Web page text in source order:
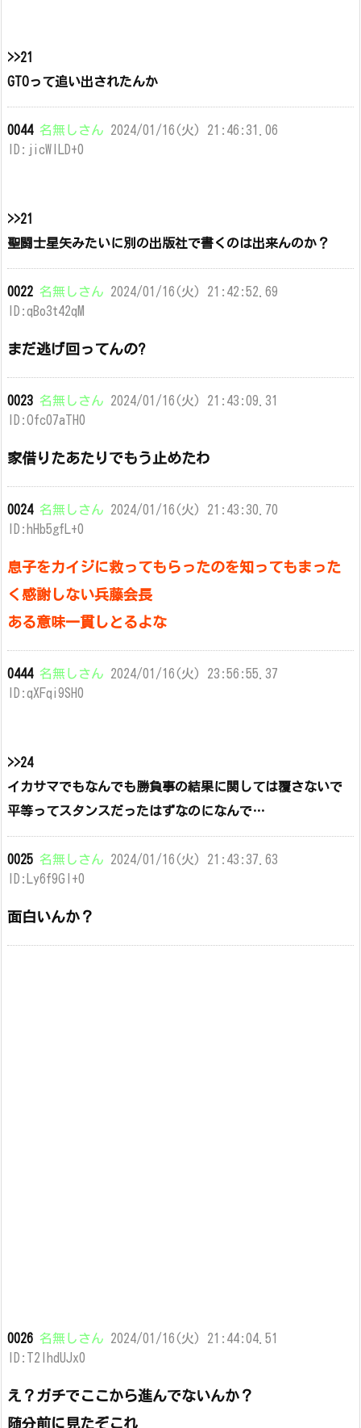
>>21
GTOって追い出されたんか
0044 名無しさん 2024/01/16(火) 21:46:31.06
ID:jicWILD+0
>>21
聖闘士星矢みたいに別の出版社で書くのは出来んのか？
0022 名無しさん 2024/01/16(火) 21:42:52.69
ID:qBo3t42qM
まだ逃げ回ってんの?
0023 名無しさん 2024/01/16(火) 21:43:09.31
ID:Ofc07aTH0
家借りたあたりでもう止めたわ
0024 名無しさん 2024/01/16(火) 21:43:30.70
ID:hHb5gfL+0
息子をカイジに救ってもらったのを知ってもまった
く感謝しない兵藤会長
ある意味一貫しとるよな
0444 名無しさん 2024/01/16(火) 23:56:55.37
ID:qXFqi9SH0
>>24
イカサマでもなんでも勝負事の結果に関しては覆さないで
平等ってスタンスだったはずなのになんで…
0025 名無しさん 2024/01/16(火) 21:43:37.63
ID:Ly6f9Gl+0
面白いんか？
0026 名無しさん 2024/01/16(火) 21:44:04.51
ID:T2lhdUJx0
え？ガチでここから進んでないんか？
随分前に見たぞこれ